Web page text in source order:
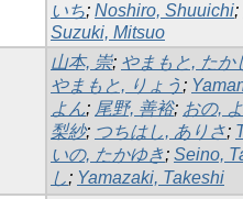
いち; Noshiro, Shuuichi;
Suzuki, Mitsuo
山本, 崇; やまもと, たか
やまもと, りょう ;
よん; 尾野, 善裕; おの,
梨紗; つちはし, ありさ;
いの, たかゆき; Seino,
し; Yamazaki, Takeshi